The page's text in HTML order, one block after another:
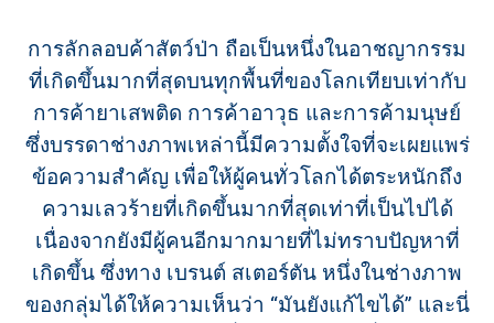
การลักลอบค้าสัตว์ป่า ถือเป็นหนึ่งในอาชญากรรม
ที่เกิดขึ้นมากที่สุดบนทุกพื้นที่ของโลกเทียบเท่ากับ
การค้ายาเสพติด การค้าอาวุธ และการค้ามนุษย์
ซึ่งบรรดาช่างภาพเหล่านี้มีความตั้งใจที่จะเผยแพร่
ข้อความสำคัญ เพื่อให้ผู้คนทั่วโลกได้ตระหนักถึง
ความเลวร้ายที่เกิดขึ้นมากที่สุดเท่าที่เป็นไปได้
เนื่องจากยังมีผู้คนอีกมากมายที่ไม่ทราบปัญหาที่
เกิดขึ้น ซึ่งทาง เบรนต์ สเตอร์ตัน หนึ่งในช่างภาพ
ของกลุ่มได้ให้ความเห็นว่า “มันยังแก้ไขได้” และนี่